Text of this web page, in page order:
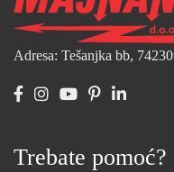
Adresa: Tešanjka bb, 74230
Trebate pomoć?